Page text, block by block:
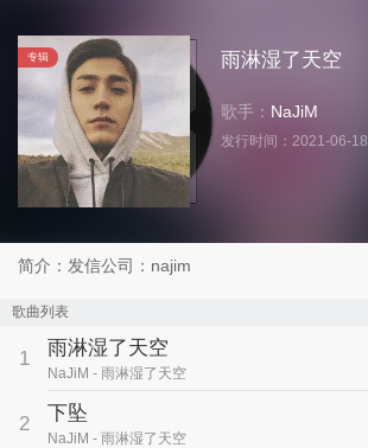
专辑 雨淋湿了天空
歌手： NaJiM
发行时间： 2021-06-18
简介：发信公司：najim
歌曲列表
1 雨淋湿了天空
NaJiM - 雨淋湿了天空
2 下坠
NaJiM - 雨淋湿了天空